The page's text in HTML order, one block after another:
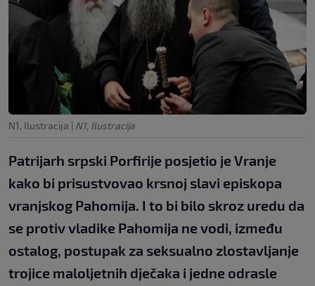
N1, Ilustracija | N1, Ilustracija
Patrijarh srpski Porfirije posjetio je Vranje
kako bi prisustvovao krsnoj slavi episkopa
vranjskog Pahomija. I to bi bilo skroz uredu da
se protiv vladike Pahomija ne vodi, između
ostalog, postupak za seksualno zlostavljanje
trojice maloljetnih dječaka i jedne odrasle